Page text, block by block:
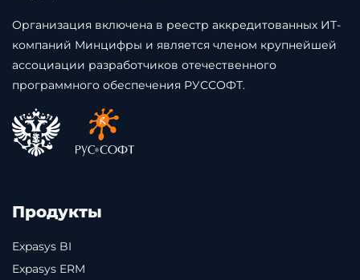
Организация включена в реестр аккредитованных ИТ-
компаний Минцифры и является членом крупнейшей
ассоциации разработчиков отечественного
программного обеспечения РУССОФТ.
Продукты
Expasys BI
Expasys ERM